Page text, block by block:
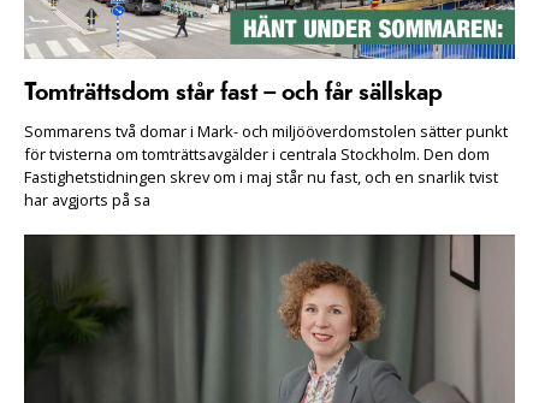
Tomträttsdom står fast – och får sällskap
Sommarens två domar i Mark- och miljööverdomstolen sätter punkt
för tvisterna om tomträttsavgälder i centrala Stockholm. Den dom
Fastighetstidningen skrev om i maj står nu fast, och en snarlik tvist
har avgjorts på sa